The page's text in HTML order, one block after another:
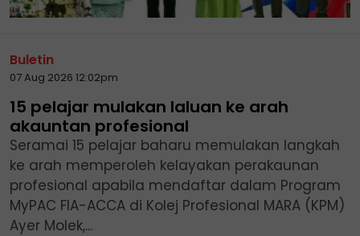
Buletin
07 Aug 2026 12:02pm
15 pelajar mulakan laluan ke arah
akauntan profesional
Seramai 15 pelajar baharu memulakan langkah
ke arah memperoleh kelayakan perakaunan
profesional apabila mendaftar dalam Program
MyPAC FIA-ACCA di Kolej Profesional MARA (KPM)
Ayer Molek,...